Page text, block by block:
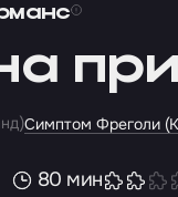
Симптом Фреголи
80 мин